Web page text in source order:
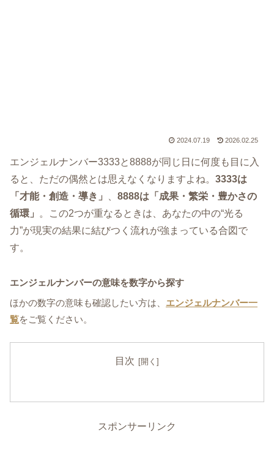
2024.07.19 2026.02.25
エンジェルナンバー3333と8888が同じ日に何度も目に入
ると、ただの偶然とは思えなくなりますよね。 3333は
「才能・創造・導き」
8888は「成果・繁栄・豊かさの
循環」
。この2つが重なるときは、あなたの中の“光る
力”が現実の結果に結びつく流れが強まっている合図で
す。
エンジェルナンバーの意味を数字から探す
ほかの数字の意味も確認したい方は、 エンジェルナンバー一
覧をご覧ください。
目次
スポンサーリンク